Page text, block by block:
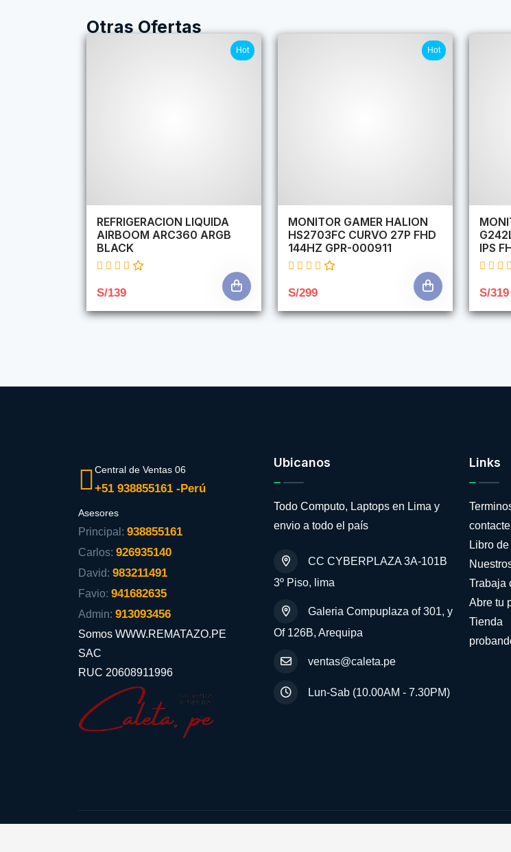
Otras Ofertas
Hot
REFRIGERACION LIQUIDA
AIRBOOM ARC360 ARGB
BLACK
S/139
Hot
MONITOR GAMER HALION
HS2703FC CURVO 27P FHD
144HZ GPR-000911
S/299
IPS
S/319
Central de Ventas 06
+51 938855161 -Perú
Asesores
Principal: 938855161
Carlos: 926935140
David: 983211491
Favio: 941682635
Admin: 913093456
Somos WWW.REMATAZO.PE
SAC
RUC 20608911996
Ubicanos
Todo Computo, Laptops en Lima y
envio a todo el país
CC CYBERPLAZA 3A-101B
3º Piso, lima
Galeria Compuplaza of 301, y
Of 126B, Arequipa
ventas@caleta.pe
Lun-Sab (10.00AM - 7.30PM)
Links
Libro
Trabaja
Abre tu
Tienda